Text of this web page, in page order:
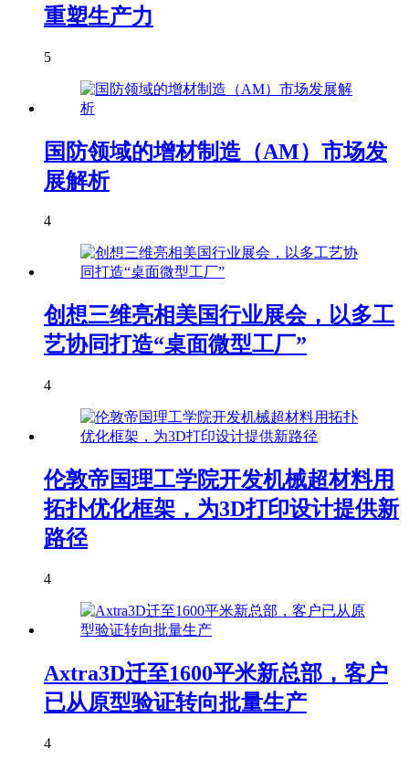
重塑生产力
5
国防领域的增材制造（AM）市场发
展解析
4
创想三维亮相美国行业展会，以多工
艺协同打造“桌面微型工厂”
4
伦敦帝国理工学院开发机械超材料用
拓扑优化框架，为3D打印设计提供新
路径
4
Axtra3D迁至1600平米新总部，客户
已从原型验证转向批量生产
4